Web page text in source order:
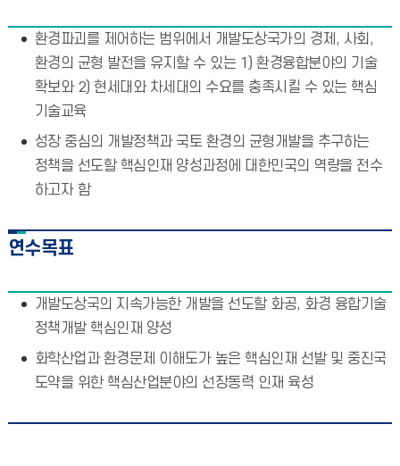
환경파괴를 제어하는 범위에서 개발도상국가의 경제, 사회,
환경의 균형 발전을 유지할 수 있는 1) 환경융합분야의 기술
확보와 2) 현세대와 차세대의 수요를 충족시킬 수 있는 핵심
기술교육
성장 중심의 개발정책과 국토 환경의 균형개발을 추구하는
정책을 선도할 핵심인재 양성과정에 대한민국의 역량을 전수
하고자 함
연수목표
개발도상국의 지속가능한 개발을 선도할 화공, 화경 융합기술
정책개발 핵심인재 양성
화학산업과 환경문제 이해도가 높은 핵심인재 선발 및 중진국
도약을 위한 핵심산업분야의 선장동력 인재 육성